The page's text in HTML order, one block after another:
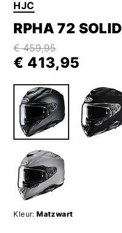
HJC
RPHA 72 SOLID
€ 459,95
€ 413,95
Kleur: Matzwart